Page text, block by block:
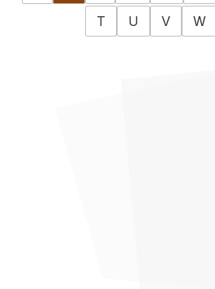
T
U V W